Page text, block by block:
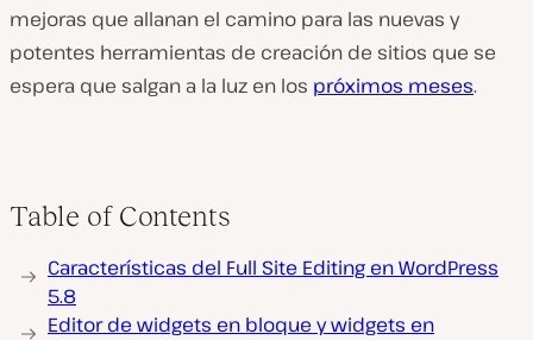
mejoras que allanan el camino para las nuevas y
potentes herramientas de creación de sitios que se
espera que salgan a la luz en los próximos meses.
Table of Contents
Características del Full Site Editing en WordPress
5.8
Editor de widgets en bloque y widgets en